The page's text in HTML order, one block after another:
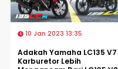
10 Jan 2023 13:35
Adakah Yamaha LC135 V7
Karburetor Lebih